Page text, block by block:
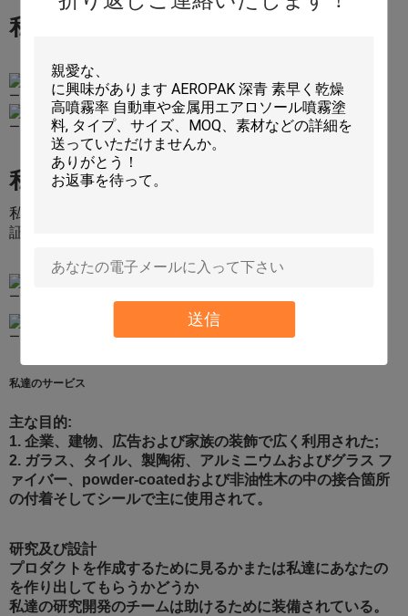
送信
私達の工場
私達の証明書
私達のプロダクトの確認
証明の証明書:SGSの範囲、RoHS
私達のサービス
主な目的:
1. 企業、建物、広告および家族の装飾で広く利用された;
2. ガラス、タイル、製陶術、アルミニウムおよびグラス フ
ァイバー、powder-coatedおよび非油性木の中の接合箇所
の付着そしてシールで主に使用されて。
研究及び設計
プロダクトを作成するために見るかまたは私達にあなたの
を作り出してもらうかどうか
私達の研究開発のチームは助けるために装備されている。